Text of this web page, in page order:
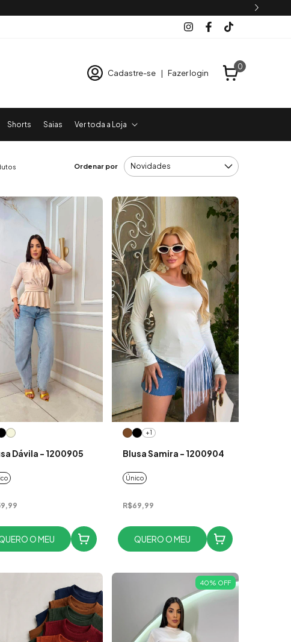
Cadastre-se | Fazer login
0
Shorts Saias Ver toda a Loja
Ordenar por
Dávila - 1200905
O MEU
+1
Blusa Samira - 1200904
Único
R$69,99
QUERO O MEU
40% OFF